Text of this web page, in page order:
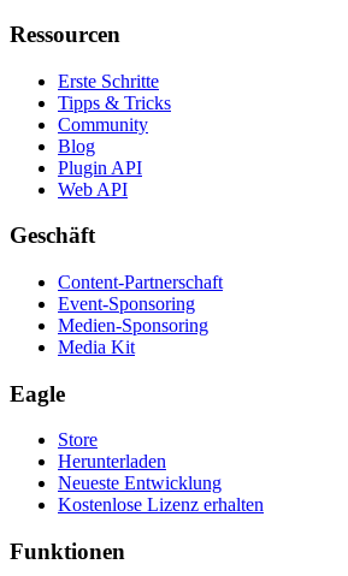
Ressourcen
Erste Schritte
Tipps & Tricks
Community
Blog
Plugin API
Web API
Geschäft
Content-Partnerschaft
Event-Sponsoring
Medien-Sponsoring
Media Kit
Eagle
Store
Herunterladen
Neueste Entwicklung
Kostenlose Lizenz erhalten
Funktionen